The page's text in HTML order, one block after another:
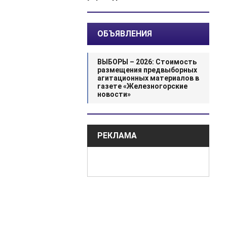
ОБЪЯВЛЕНИЯ
ВЫБОРЫ – 2026: Стоимость
размещения предвыборных
агитационных материалов в
газете «Железногорские
новости»
РЕКЛАМА